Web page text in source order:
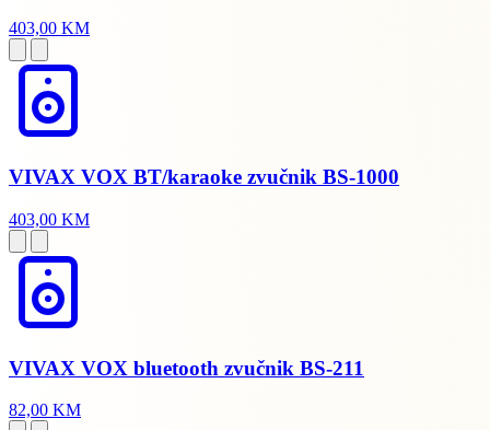
403,00 KM
VIVAX VOX BT/karaoke zvučnik BS-1000
403,00 KM
VIVAX VOX bluetooth zvučnik BS-211
82,00 KM